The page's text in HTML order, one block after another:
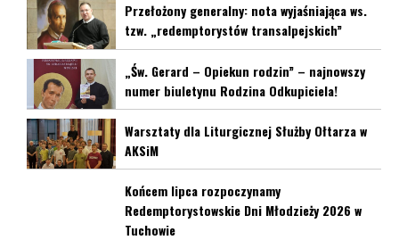
Przełożony generalny: nota wyjaśniająca ws.
tzw. „redemptorystów transalpejskich”
„Św. Gerard – Opiekun rodzin” – najnowszy
numer biuletynu Rodzina Odkupiciela!
Warsztaty dla Liturgicznej Służby Ołtarza w
AKSiM
Końcem lipca rozpoczynamy
Redemptorystowskie Dni Młodzieży 2026 w
Tuchowie